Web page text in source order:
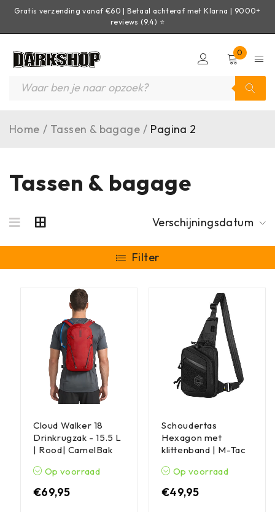
Gratis verzending vanaf €60 | Betaal achteraf met Klarna | 9000+
reviews (9.4) ⭐
0
Home / Tassen & bagage / Pagina 2
Tassen & bagage
Verschijningsdatum
Filter
Cloud Walker 18
Drinkrugzak - 15.5 L
| Rood| CamelBak
Op voorraad
€69,95
Schoudertas
Hexagon met
klittenband | M-Tac
Op voorraad
€49,95